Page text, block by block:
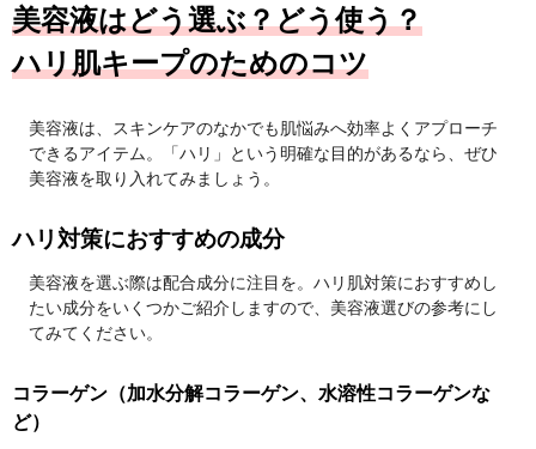
美容液はどう選ぶ？どう使う？
ハリ肌キープのためのコツ
美容液は、スキンケアのなかでも肌悩みへ効率よくアプローチ
できるアイテム。「ハリ」という明確な目的があるなら、ぜひ
美容液を取り入れてみましょう。
ハリ対策におすすめの成分
美容液を選ぶ際は配合成分に注目を。ハリ肌対策におすすめし
たい成分をいくつかご紹介しますので、美容液選びの参考にし
てみてください。
コラーゲン（加水分解コラーゲン、水溶性コラーゲンな
ど）